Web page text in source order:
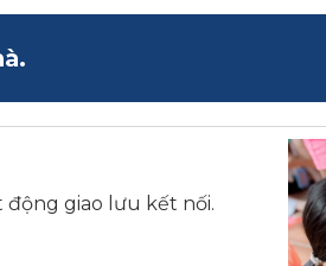
giao lưu kết nối.